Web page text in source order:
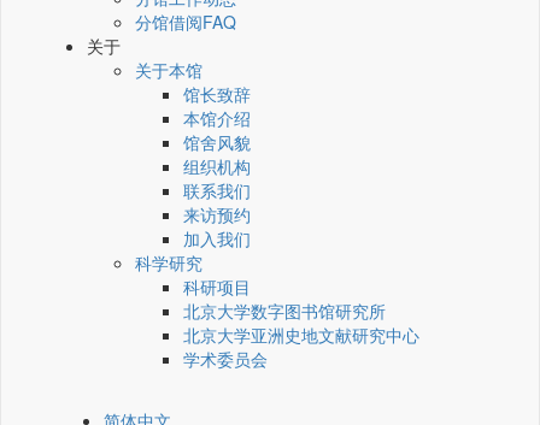
分馆借阅FAQ
关于
关于本馆
馆长致辞
本馆介绍
馆舍风貌
组织机构
联系我们
来访预约
加入我们
科学研究
科研项目
北京大学数字图书馆研究所
北京大学亚洲史地文献研究中心
学术委员会